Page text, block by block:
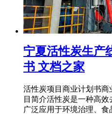
宁夏活性炭生产
书 文档之家
活性炭项目商业计划书
目简介活性炭是一种高
广泛应用于环境治理、